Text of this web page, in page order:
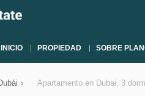
INICIO PROPIEDAD SOBRE
› Apartamento en Dubai, 3